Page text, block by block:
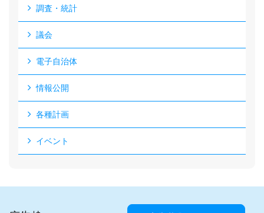
調査・統計
議会
電子自治体
情報公開
各種計画
イベント